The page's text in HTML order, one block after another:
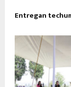
Entregan